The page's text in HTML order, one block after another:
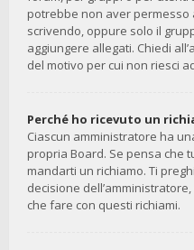
potrebbe non aver permesso
scrivendo, oppure solo il
aggiungere allegati. Chiedi
del motivo per cui non riesci
Perché ho ricevuto un
Ciascun amministratore ha
propria Board. Se pensa che
mandarti un richiamo. Ti
decisione
che fare con questi richiami.